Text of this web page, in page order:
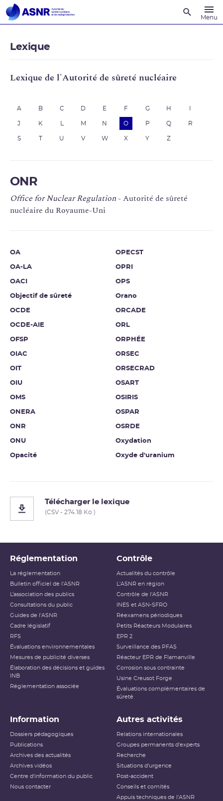
Menu
Lexique
Lexique de l'Autorité de sûreté nucléaire
A B C D E F G H
J K M N O P Q R
S U V W X Y Z
ONR
Office for Nuclear Regulation- Autorité de sûreté
nucléaire du Royaume-Uni
OA
OA-LA
OACI
Objectif de sûreté
OCDE
OCDE-AIE
OFSP
OIAC
OIT
OIU
OMS
ONERA
ONR
ONU
Opacité
OPECST
OPRI
OPS
Orano
ORCADE
ORL
ORPHÉE
ORSEC
ORSECRAD
OSART
OSIRIS
OSPAR
OSRDE
Oxydation
Oxyde d'uranium
Télécharger le lexique
(CSV - 274.18 Ko )
Réglementation
La réglementation
Bulletin officiel de l'ASNR
L’association des publics
Consultations du public
Guides de l'ASNR
Cadre législatif
RFS
Évaluations environnementales
Mesures de publicité diverses
Élaboration des décisions et guides
INB
Réglementation associée
Contrôle
Actualités du contrôle
L'ASNR en région
Contrôle de l'ASNR
INES et ASN-SFRO
Réexamens périodiques
Petits Réacteurs Modulaires
EPR 2
Surveillance des PFAS
Réacteur EPR de Flamanville
Corrosion sous contrainte
Usine Creusot Forge
Évaluations complémentaires de
sûreté
Information
Dossiers pédagogiques
Publications
Archives des actualités
Archives vidéos
Centre d'information du public
Nous contacter
Autres activités
Relations internationales
Groupes permanents d'experts
Recherche
Situations d'urgence
Post-accident
Conseils et comités
Appuis techniques de l'ASNR